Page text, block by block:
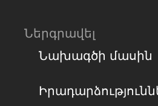
Ներգրավել
Նախագծի մասին